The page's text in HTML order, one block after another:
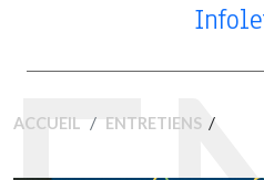
ACCUEIL ENTRETIENS /